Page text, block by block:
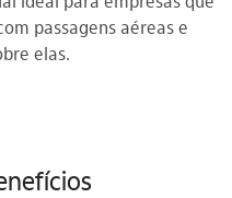
passagens aéreas e
elas.